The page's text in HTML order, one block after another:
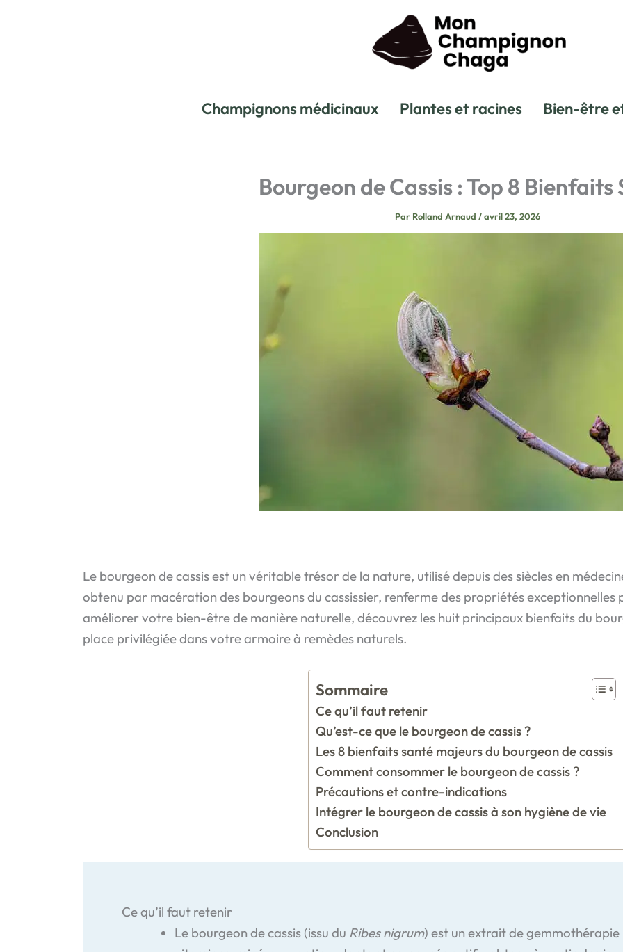
Champignons médicinaux Plantes et racines Bien-être
Bourgeon de Cassis : Top 8 Bienfaits
Par Rolland Arnaud /avril 23, 2026
Le bourgeon de cassis est un véritable trésor de la nature, utilisé depuis des siècles en
obtenu par macération des bourgeons du cassissier, renferme des propriétés exceptionnelles
améliorer votre bien-être de manière naturelle, découvrez les huit principaux bienfaits du
place privilégiée dans votre armoire à remèdes naturels.
Sommaire
Ce qu’il faut retenir
Qu’est-ce que le bourgeon de cassis ?
Les 8 bienfaits santé majeurs du bourgeon de cassis
Comment consommer le bourgeon de cassis ?
Précautions et contre-indications
Intégrer le bourgeon de cassis à son hygiène de vie
Conclusion
Ce qu’il faut retenir
Le bourgeon de cassis (issu du Ribes nigrum) est un extrait de